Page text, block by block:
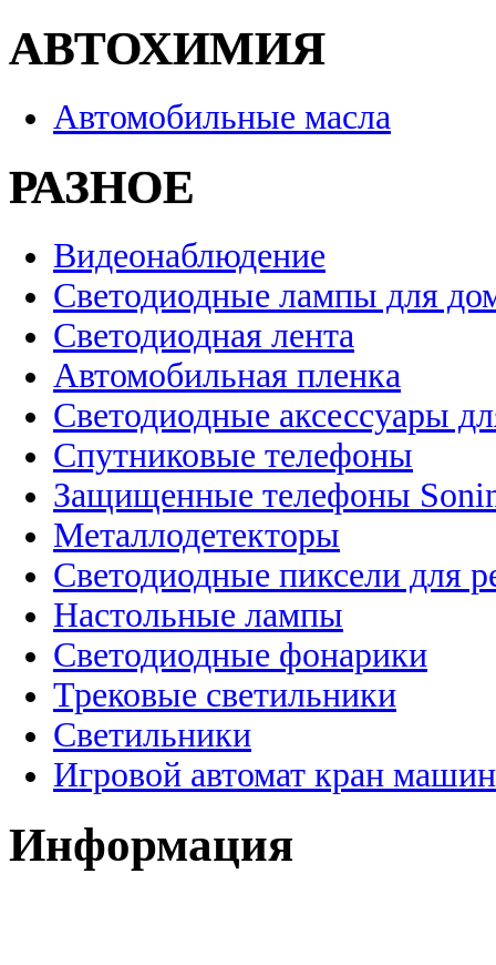
АВТОХИМИЯ
Автомобильные масла
РАЗНОЕ
Видеонаблюдение
Светодиодные лампы для
Светодиодная лента
Автомобильная пленка
Светодиодные аксессуары
Спутниковые телефоны
Защищенные телефоны
Металлодетекторы
Светодиодные пиксели для
Настольные лампы
Светодиодные фонарики
Трековые светильники
Светильники
Игровой автомат кран
Информация